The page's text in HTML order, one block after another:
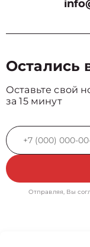
Остались
Оставьте свой
за 15 минут
Отправляя, Вы